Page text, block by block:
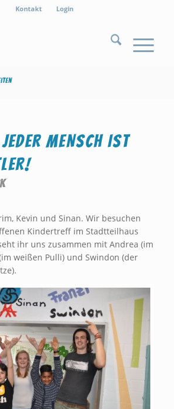
Kontakt Login
MENSCH IST
Kevin und Sinan. Wir besuchen
Kindertreff im Stadtteilhaus
ihr uns zusammen mit Andrea (im
weißen Pulli) und Swindon (der